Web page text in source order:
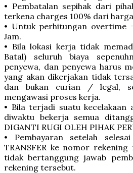
• Pembatalan sepihak dari
terkena charges 100% dari
• Untuk perhitungan overtime
Jam.
• Bila lokasi kerja tidak
Batal) seluruh biaya
penyewa, dan penyewa harus
yang akan dikerjakan tidak
dan bukan curian / legal,
mengawasi proses kerja.
• Bila terjadi suatu kecelakaan
diwaktu bekerja semua
DIGANTI RUGI OLEH PIHAK
• Pembayaran setelah
TRANSFER ke nomor
tidak bertanggung jawab
rekening tersebut.